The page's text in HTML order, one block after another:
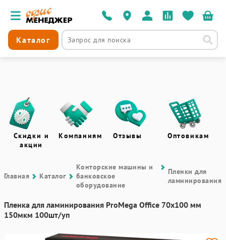
Каталог
Скидки и
акции
Компаниям Отзывы Оптовикам
Главная Каталог
Контоpские машины и
банковское
оборудование
Пленки для
ламинирования
Пленка для ламинирования ProMega Office 70x100 мм
150мкм 100шт/уп